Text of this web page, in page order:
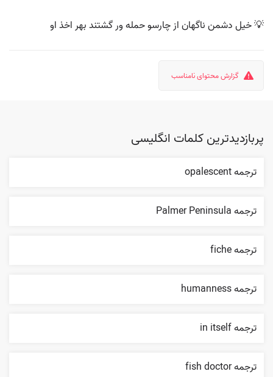
💡 خیل دشمن ناگهان از چارسو حمله ور گشتند بهر اخذ او
گزارش محتوای نامناسب
پربازدیدترین کلمات انگلیسی
ترجمه opalescent
ترجمه Palmer Peninsula
ترجمه fiche
ترجمه humanness
ترجمه in itself
ترجمه fish doctor